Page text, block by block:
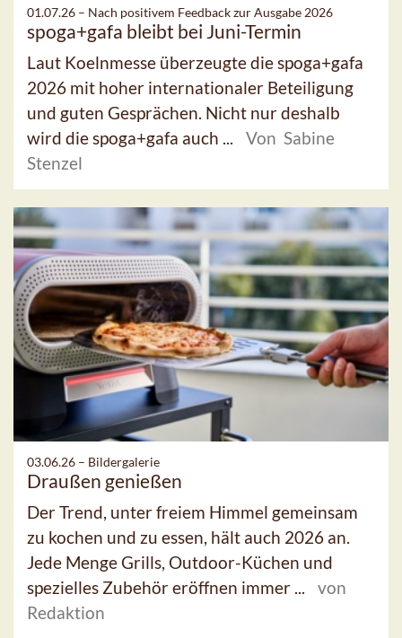
01.07.26 – Nach positivem Feedback zur Ausgabe 2026
spoga+gafa bleibt bei Juni-Termin
Laut Koelnmesse überzeugte die spoga+gafa
2026 mit hoher internationaler Beteiligung
und guten Gesprächen. Nicht nur deshalb
wird die spoga+gafa auch ...
Von Sabine
Stenzel
03.06.26 – Bildergalerie
Draußen genießen
Der Trend, unter freiem Himmel gemeinsam
zu kochen und zu essen, hält auch 2026 an.
Jede Menge Grills, Outdoor-Küchen und
spezielles Zubehör eröffnen immer ...
von
Redaktion